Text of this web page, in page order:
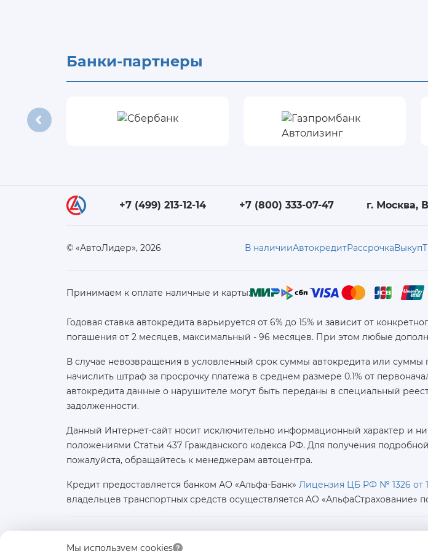
Банки-партнеры
Мы используем cookies
+7 (499) 213-12-14 +7 (800) 333-07-47 г. Москва,
© «АвтоЛидер», 2026 В наличииАвтокредитРассрочкаВыкуп
Принимаем к оплате наличные и карты:
Годовая ставка автокредита варьируется от 6% до 15% и зависит от
погашения от 2 месяцев, максимальный - 96 месяцев. При этом любые
В случае невозвращения в условленный срок суммы автокредита или суммы
начислить штраф за просрочку платежа в среднем размере 0.1% от
автокредита данные о нарушителе могут быть переданы в специальный
задолженности.
Данный Интернет-сайт носит исключительно информационный характер и
положениями Статьи 437 Гражданского кодекса РФ. Для получения
пожалуйста, обращайтесь к менеджерам автоцентра.
Кредит предоставляется банком АО «Альфа-Банк» Лицензия ЦБ РФ № 1326 от
владельцев транспортных средств осуществляется AO «АльфаСтрахование»